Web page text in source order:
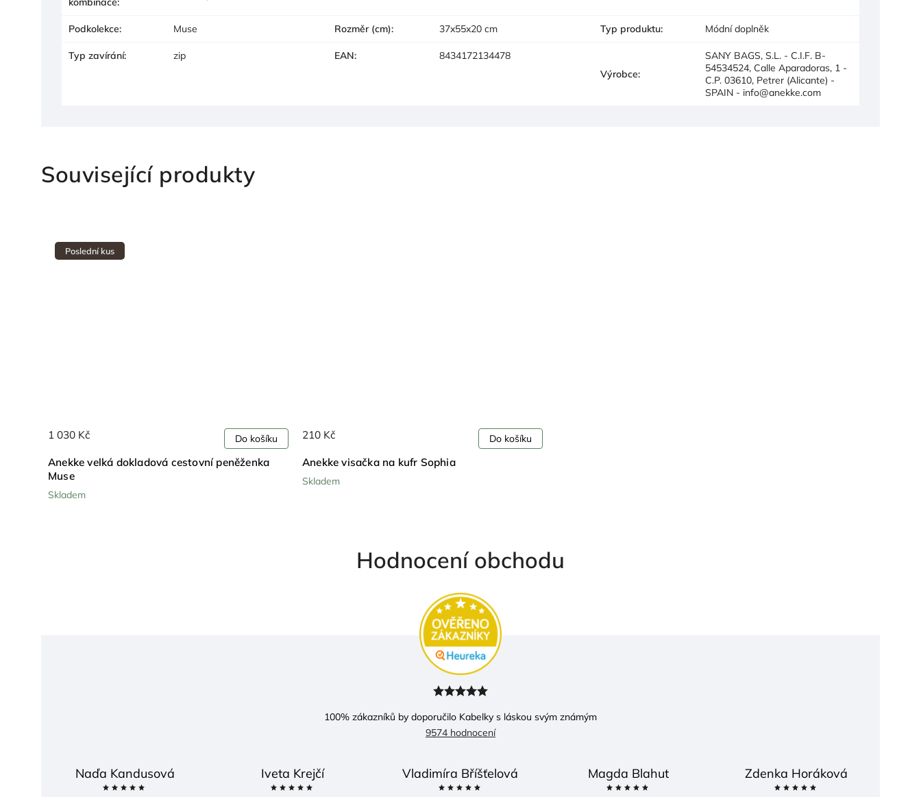
Podkolekce: Muse Rozměr (cm): 37x55x20 cm Typ produktu: Módní doplněk
Typ zavírání: zip EAN:
8434172134478
Výrobce:
SANY BAGS, S.L. - C.I.F. B-
54534524, Calle Aparadoras, 1 -
C.P. 03610, Petrer (Alicante) -
SPAIN - info@anekke.com
Související produkty
Poslední kus
Anekke velká dokladová cestovní peněženka
Muse
Skladem
1 030 Kč Do košíku
Anekke visačka na kufr Sophia
Skladem
210 Kč Do košíku
Hodnocení obchodu
100% zákazníků by doporučilo Kabelky s láskou svým známým
9574 hodnocení
Naďa Kandusová Iveta Krejčí Vladimíra Bříšťelová Magda Blahut Zdenka Horáková